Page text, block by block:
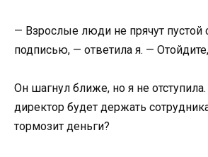
— Взрослые люди не прячут пустой
подписью, — ответила я. —
Он шагнул ближе, но я не
директор будет держать
тормозит деньги?